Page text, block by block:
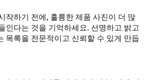
작하기 전에, 훌륭한 제품 사진이 더 많
인다는 것을 기억하세요. 선명하고 밝고
목록을 전문적이고 신뢰할 수 있게 만듭